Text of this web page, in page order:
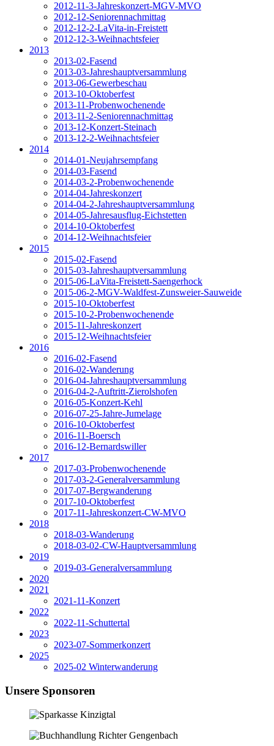
2012-11-3-Jahreskonzert-MGV-MVO
2012-12-Seniorennachmittag
2012-12-2-LaVita-in-Freistett
2012-12-3-Weihnachtsfeier
2013
2013-02-Fasend
2013-03-Jahreshauptversammlung
2013-06-Gewerbeschau
2013-10-Oktoberfest
2013-11-Probenwochenende
2013-11-2-Seniorennachmittag
2013-12-Konzert-Steinach
2013-12-2-Weihnachtsfeier
2014
2014-01-Neujahrsempfang
2014-03-Fasend
2014-03-2-Probenwochenende
2014-04-Jahreskonzert
2014-04-2-Jahreshauptversammlung
2014-05-Jahresausflug-Eichstetten
2014-10-Oktoberfest
2014-12-Weihnachtsfeier
2015
2015-02-Fasend
2015-03-Jahreshauptversammlung
2015-06-LaVita-Freistett-Saengerhock
2015-06-2-MGV-Waldfest-Zunsweier-Sauweide
2015-10-Oktoberfest
2015-10-2-Probenwochenende
2015-11-Jahreskonzert
2015-12-Weihnachtsfeier
2016
2016-02-Fasend
2016-02-Wanderung
2016-04-Jahreshauptversammlung
2016-04-2-Auftritt-Zierolshofen
2016-05-Konzert-Kehl
2016-07-25-Jahre-Jumelage
2016-10-Oktoberfest
2016-11-Boersch
2016-12-Bernardswiller
2017
2017-03-Probenwochenende
2017-03-2-Generalversammlung
2017-07-Bergwanderung
2017-10-Oktoberfest
2017-11-Jahreskonzert-CW-MVO
2018
2018-03-Wanderung
2018-03-02-CW-Hauptversammlung
2019
2019-03-Generalversammlung
2020
2021
2021-11-Konzert
2022
2022-11-Schuttertal
2023
2023-07-Sommerkonzert
2025
2025-02 Winterwanderung
Unsere Sponsoren